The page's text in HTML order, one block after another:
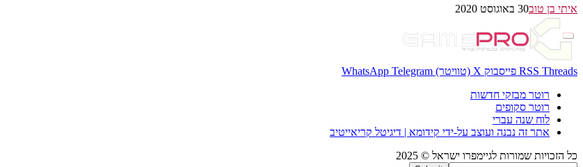
איתי בן טוב30 באוגוסט 2020
RSS Threads פייסבוק X (טוויטר) WhatsApp Telegram
רוטר מבזקי חדשות
רוטר סקופים
לוח שנה עברי
אתר זה נבנה ועוצב על-ידי קידומא | דיגיטל קריאייטיב
כל הזכויות שמורות לגיימפרו ישראל © 2025